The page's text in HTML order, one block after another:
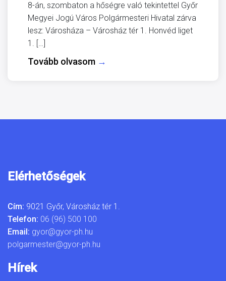
8-án, szombaton a hőségre való tekintettel Győr
Megyei Jogú Város Polgármesteri Hivatal zárva
lesz: Városháza – Városház tér 1. Honvéd liget
1. […]
Tovább olvasom →
Elérhetőségek
Cím: 9021 Győr, Városház tér 1.
Telefon: 06 (96) 500 100
Email: gyor@gyor-ph.hu
polgarmester@gyor-ph.hu
Hírek